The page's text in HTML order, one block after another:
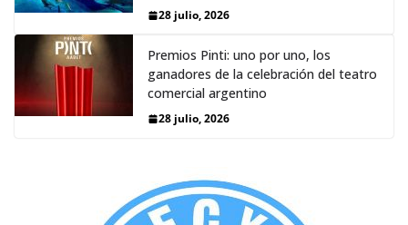
28 julio, 2026
Premios Pinti: uno por uno, los
ganadores de la celebración del teatro
comercial argentino
28 julio, 2026